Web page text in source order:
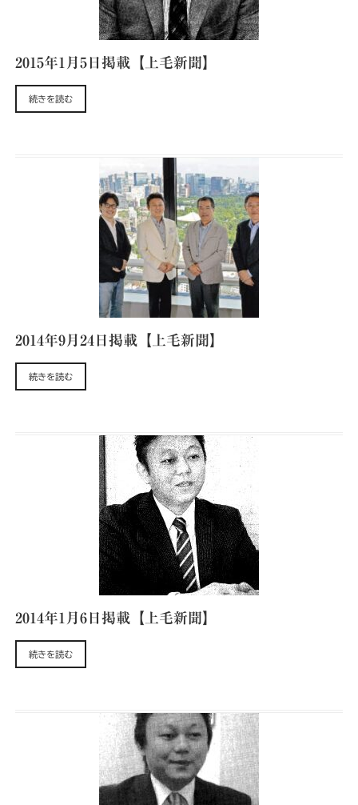
2015年1月5日掲載【上毛新聞】
続きを読む
2014年9月24日掲載【上毛新聞】
続きを読む
2014年1月6日掲載【上毛新聞】
続きを読む